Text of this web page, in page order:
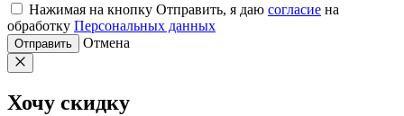
Нажимая на кнопку Отправить, я даю согласие на
обработку Персональных данных
Отправить Отмена
Хочу скидку